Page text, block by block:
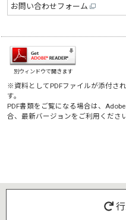
お問い合わせフォーム
別ウィンドウで開きます
※資料としてPDFファイルが添付さ
す。
PDF書類をご覧になる場合は、
合、最新バージョンをご利用ください
行